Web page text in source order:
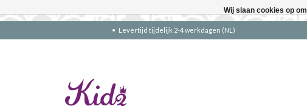
Levertijd tijdelijk 2-4 werkdagen (NL)
Wij slaan cookies op